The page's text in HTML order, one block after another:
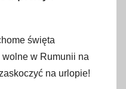
święta
wolne w Rumunii na
na urlopie!